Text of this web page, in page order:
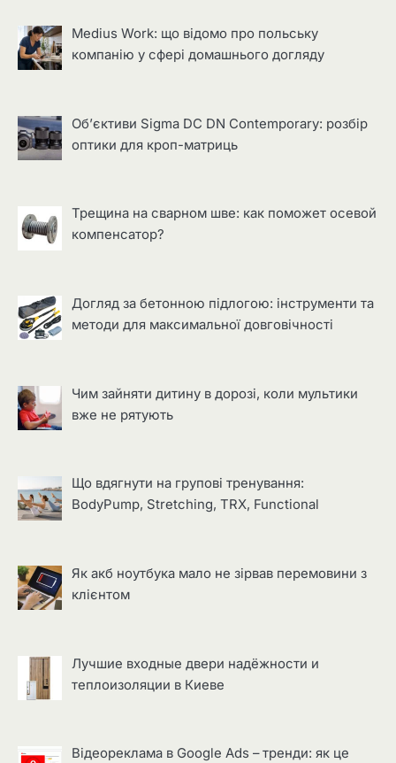
Medius Work: що відомо про польську
компанію у сфері домашнього догляду
Об’єктиви Sigma DC DN Contemporary: розбір
оптики для кроп-матриць
Трещина на сварном шве: как поможет осевой
компенсатор?
Догляд за бетонною підлогою: інструменти та
методи для максимальної довговічності
Чим зайняти дитину в дорозі, коли мультики
вже не рятують
Що вдягнути на групові тренування:
BodyPump, Stretching, TRX, Functional
Як акб ноутбука мало не зірвав перемовини з
клієнтом
Лучшие входные двери надёжности и
теплоизоляции в Киеве
Відеореклама в Google Ads – тренди: як це